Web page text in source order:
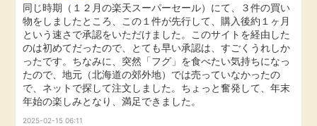
即日還元
アンケート
ゲーム
暮らし
引っ越し
買取・査定
同じ時期（１２月の楽天スーパーセール）にて、３件の買い
物をしましたところ、この１件が先行して、購入後約１ヶ月
という速さで承認をいただけました。このサイトを経由した
のは初めてだったので、とても早い承認は、すごくうれしか
ったです。ちなみに、突然「フグ」を食べたい気持ちになっ
たので、地元（北海道の郊外地）では売っていなかったの
で、ネットで探して注文しました。ちょっと奮発して、年末
年始の楽しみとなり、満足できました。
2025-02-15 06:11